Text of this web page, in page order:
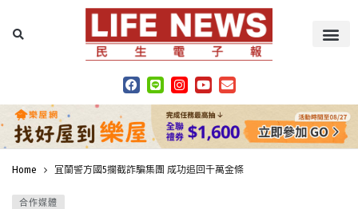
Home 宜蘭警方國5攔截詐騙集團 成功追回千萬金條
合作媒體